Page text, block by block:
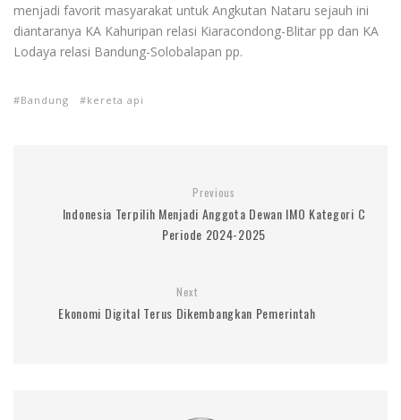
menjadi favorit masyarakat untuk Angkutan Nataru sejauh ini
diantaranya KA Kahuripan relasi Kiaracondong-Blitar pp dan KA
Lodaya relasi Bandung-Solobalapan pp.
Bandung kereta api
Previous
Indonesia Terpilih Menjadi Anggota Dewan IMO Kategori C
Periode 2024-2025
Next
Ekonomi Digital Terus Dikembangkan Pemerintah